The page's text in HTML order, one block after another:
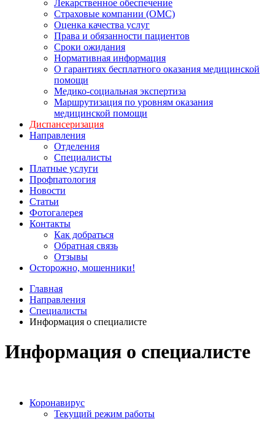
Лекарственное обеспечение
Страховые компании (ОМС)
Оценка качества услуг
Права и обязанности пациентов
Сроки ожидания
Нормативная информация
О гарантиях бесплатного оказания медицинской
помощи
Медико-социальная экспертиза
Маршрутизация по уровням оказания
медицинской помощи
Диспансеризация
Направления
Отделения
Специалисты
Платные услуги
Профпатология
Новости
Статьи
Фотогалерея
Контакты
Как добраться
Обратная связь
Отзывы
Осторожно, мошенники!
Главная
Направления
Специалисты
Информация о специалисте
Информация о специалисте
Коронавирус
Текущий режим работы